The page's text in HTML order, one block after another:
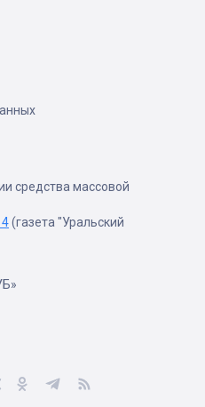
средства массовой
(газета "Уральский